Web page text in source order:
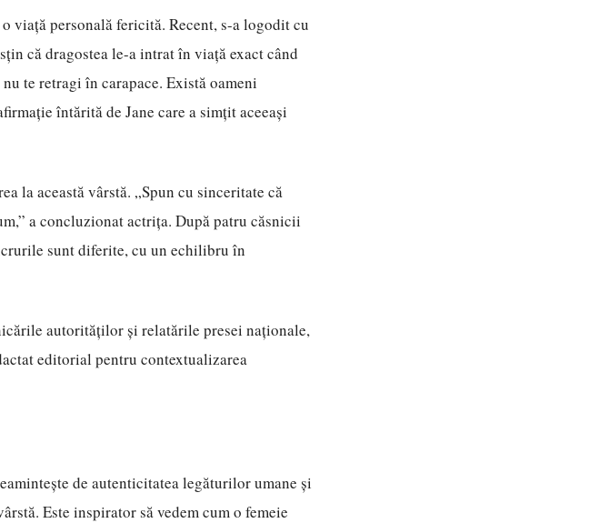
viață personală fericită. Recent, s-a logodit cu
că dragostea le-a intrat în viață exact când
te retragi în carapace. Există oameni
întărită de Jane care a simțit aceeași
la această vârstă. „Spun cu sinceritate că
a concluzionat actrița. După patru căsnicii
sunt diferite, cu un echilibru în
autorităților și relatările presei naționale,
editorial pentru contextualizarea
de autenticitatea legăturilor umane și
Este inspirator să vedem cum o femeie